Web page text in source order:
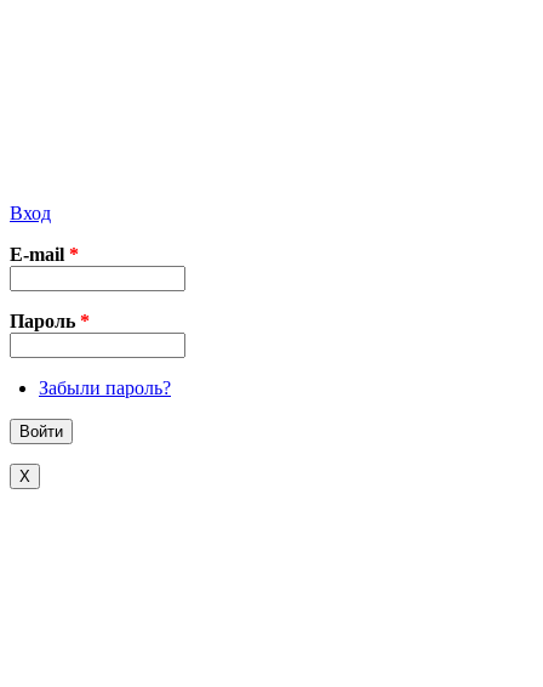
Вход
E-mail *
Пароль *
Забыли пароль?
X